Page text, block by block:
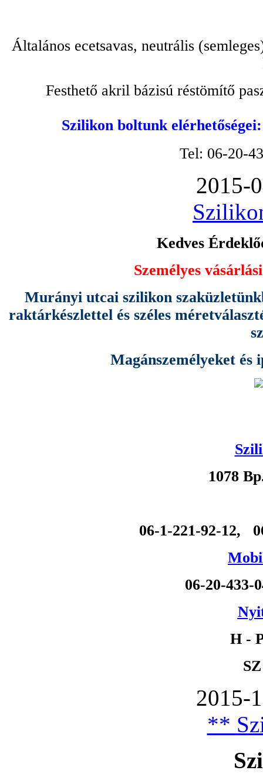
Általános ecetsavas, neutrális
Festhető akril bázisú réstömítő
Szilikon boltunk
Tel: 06-20-
2015-
Kedves
Személyes
Murányi utcai szilikon
raktárkészlettel és széles
Magánszemélyeket és
1078
06-1-221-92-12,
06-20-
H -
2015-
**